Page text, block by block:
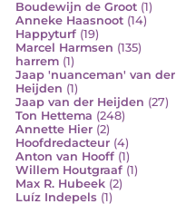
Boudewijn de Groot (1)
Anneke Haasnoot (14)
Happyturf (19)
Marcel Harmsen (135)
harrem (1)
Jaap 'nuanceman' van der
Heijden (1)
Jaap van der Heijden (27)
Ton Hettema (248)
Annette Hier (2)
Hoofdredacteur (4)
Anton van Hooff (1)
Willem Houtgraaf (1)
Max R. Hubeek (2)
Luíz Indepels (1)